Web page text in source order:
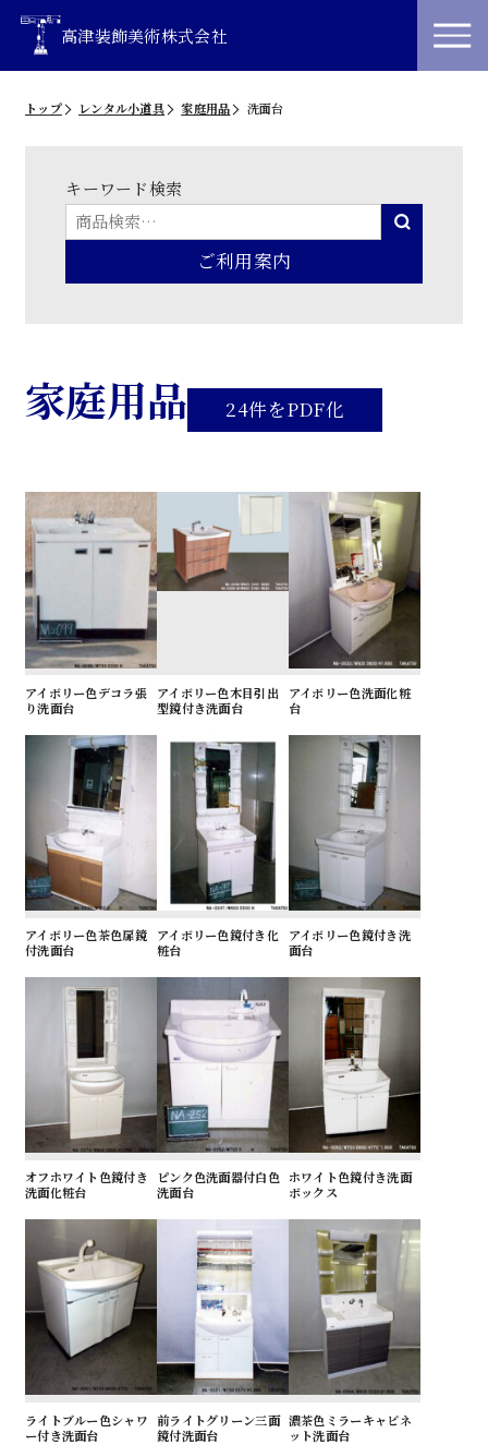
高津装飾美術株式会社
トップ レンタル小道具 家庭用品 洗面台
キーワード検索
ご利用案内
家庭用品 24件をPDF化
アイボリー色デコラ張
り洗面台
アイボリー色木目引出
型鏡付き洗面台
アイボリー色洗面化粧
台
アイボリー色茶色扉鏡
付洗面台
アイボリー色鏡付き化
粧台
アイボリー色鏡付き洗
面台
オフホワイト色鏡付き
洗面化粧台
ピンク色洗面器付白色
洗面台
ホワイト色鏡付き洗面
ボックス
ライトブルー色シャワ
ー付き洗面台
前ライトグリーン三面
鏡付洗面台
濃茶色ミラーキャビネ
ット洗面台